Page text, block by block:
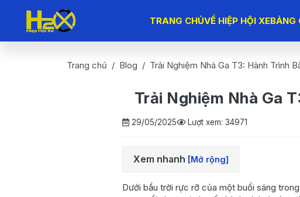
TRANG CHỦVỀ HIỆP HỘI XEBẢNG
Trang chủ Blog Trải Nghiệm Nhà Ga T3: Hành Trình
Trải Nghiệm Nhà Ga
29/05/2025 Lượt xem: 34971
Xem nhanh [Mở rộng]
1. Đặt chân đến nhà ga
Dưới bầu trời rực rỡ của một buổi sáng